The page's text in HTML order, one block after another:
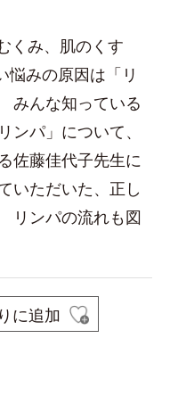
くみ、肌のくす
みの原因は「リ
みんな知っている
ンパ」について、
佐藤佳代子先生に
いただいた、正し
リンパの流れも図
に追加